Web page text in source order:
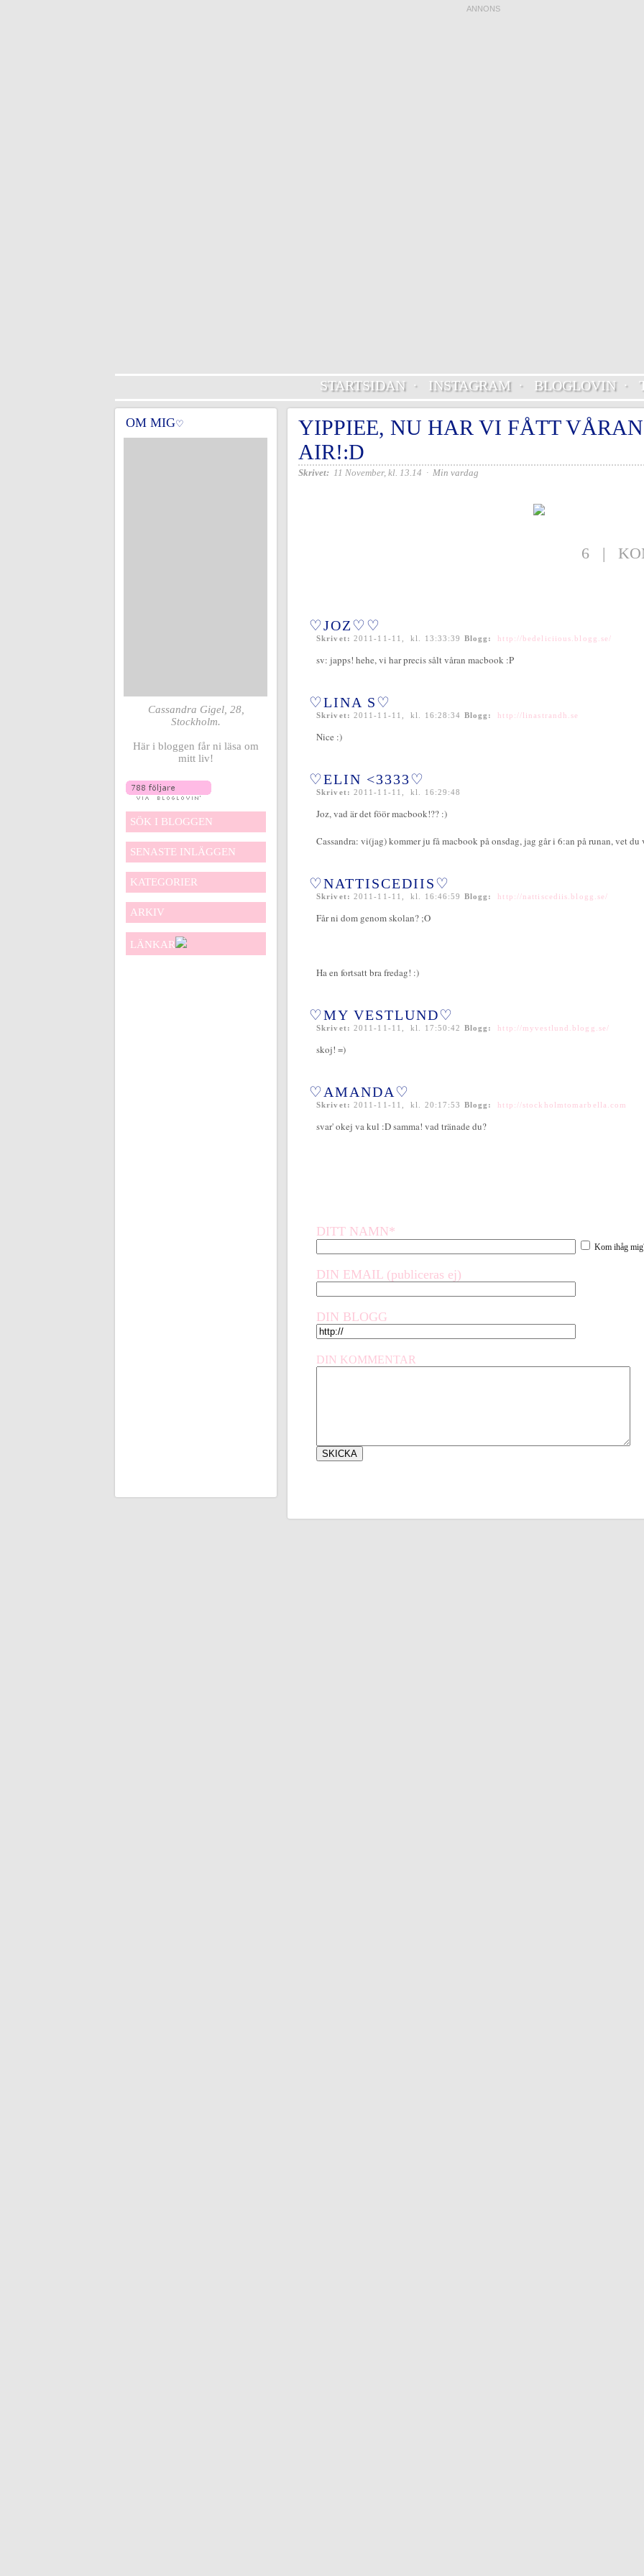
STARTSIDAN· INSTAGRAM· BLOGLOVIN·
YIPPIEE, NU HAR VI FÅTT
AIR!:D
Skrivet: 11 November, kl. 13.14 · Min vardag
6 |
♡JOZ♡♡
Skrivet: 2011-11-11, kl. 13:33:39 Blogg: http://bedeliciious.blogg.se/
sv: japps! hehe, vi har precis sålt våran macbook :P
♡LINA S♡
Skrivet: 2011-11-11, kl. 16:28:34 Blogg: http://linastrandh.se
Nice :)
♡ELIN <3333♡
Skrivet: 2011-11-11, kl. 16:29:48
Joz, vad är det föör macbook!?? :)
Cassandra: vi(jag) kommer ju få macbook på onsdag, jag går i 6:an på runan, vet du
♡NATTISCEDIIS♡
Skrivet: 2011-11-11, kl. 16:46:59 Blogg: http://nattiscediis.blogg.se/
Får ni dom genom skolan? ;O
Ha en fortsatt bra fredag! :)
♡MY VESTLUND♡
Skrivet: 2011-11-11, kl. 17:50:42 Blogg: http://myvestlund.blogg.se/
skoj! =)
♡AMANDA♡
Skrivet: 2011-11-11, kl. 20:17:53 Blogg: http://stockholmtomarbella.com
svar' okej va kul :D samma! vad tränade du?
DITT NAMN*
Kom ihåg
DIN EMAIL (publiceras ej)
DIN BLOGG
DIN KOMMENTAR
OM MIG♡
Cassandra Gigel, 28,
Stockholm.
Här i bloggen får ni läsa om
mitt liv!
SÖK I BLOGGEN
SENASTE INLÄGGEN
KATEGORIER
ARKIV
LÄNKAR